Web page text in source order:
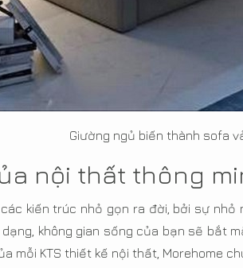
Giường ngủ biến thành sofa
nội thất thông
kiến trúc nhỏ gọn ra đời, bởi sự
không gian sống của bạn sẽ bắt
mỗi KTS thiết kế nội thất, Morehome